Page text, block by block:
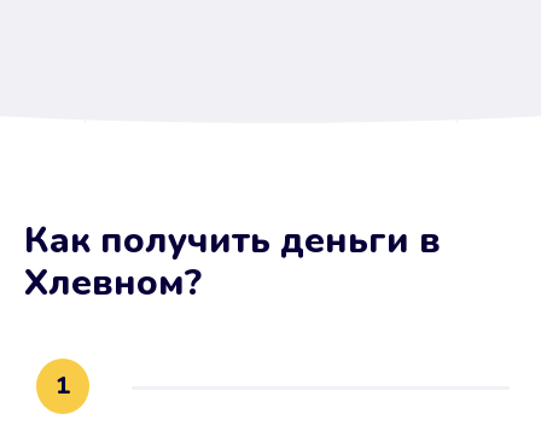
Не потребовались справки, залоги
и поручители. Папа вам доверяет.
Как получить деньги в
Хлевном?
1